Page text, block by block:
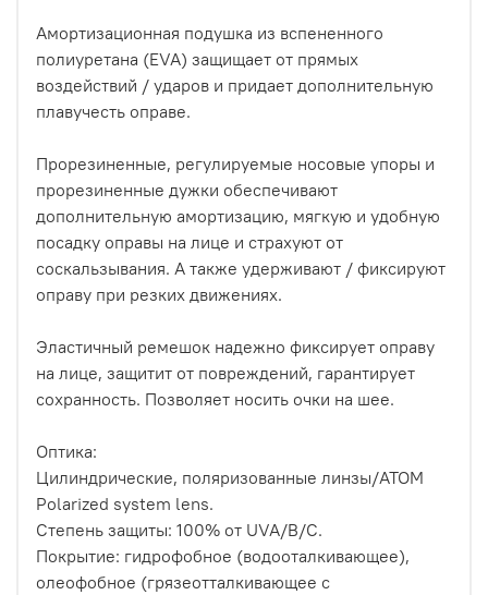
Амортизационная подушка из вспененного
полиуретана (EVA) защищает от прямых
воздействий / ударов и придает дополнительную
плавучесть оправе.
Прорезиненные, регулируемые носовые упоры и
прорезиненные дужки обеспечивают
дополнительную амортизацию, мягкую и удобную
посадку оправы на лице и страхуют от
соскальзывания. А также удерживают / фиксируют
оправу при резких движениях.
Эластичный ремешок надежно фиксирует оправу
на лице, защитит от повреждений, гарантирует
сохранность. Позволяет носить очки на шее.
Оптика:
Цилиндрические, поляризованные линзы/ATOM
Polarized system lens.
Степень защиты: 100% от UVA/B/C.
Покрытие: гидрофобное (водооталкивающее),
олеофобное (грязеотталкивающее с